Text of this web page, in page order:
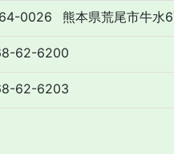
0026 熊本県荒尾市牛水
62-6200
62-6203